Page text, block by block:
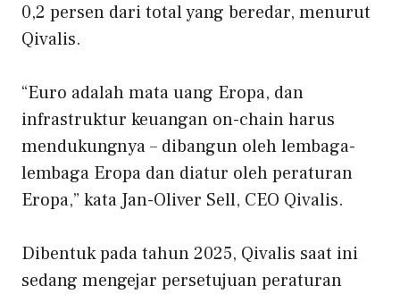
0,2 persen dari total yang beredar, menurut
Qivalis.
“Euro adalah mata uang Eropa, dan
infrastruktur keuangan on-chain harus
mendukungnya – dibangun oleh lembaga-
lembaga Eropa dan diatur oleh peraturan
Eropa,” kata Jan-Oliver Sell, CEO Qivalis.
Dibentuk pada tahun 2025, Qivalis saat ini
sedang mengejar persetujuan peraturan